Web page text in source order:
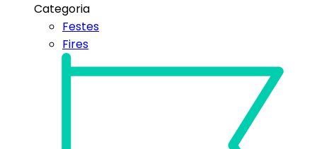
Categoria
Festes
Fires